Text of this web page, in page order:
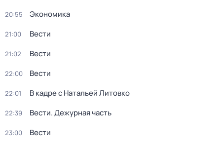
20:55 Экономика
21:00 Вести
21:02 Вести
22:00 Вести
22:01 В кадре с Натальей Литовко
22:39 Вести. Дежурная часть
23:00 Вести